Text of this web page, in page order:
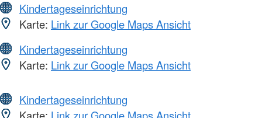
Kindertageseinrichtung
Karte: Link zur Google Maps Ansicht
Kindertageseinrichtung
Karte: Link zur Google Maps Ansicht
Kindertageseinrichtung